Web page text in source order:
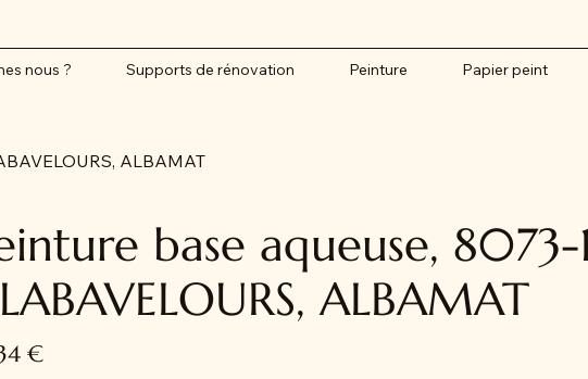
nous ? Supports de rénovation Peinture Papier peint
ALBAMAT
base aqueuse, 8073-
ALBAMAT
€